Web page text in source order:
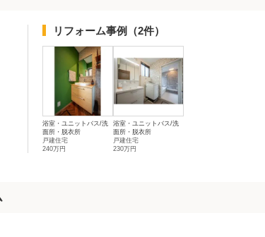
リフォーム事例 （2件）
浴室・ユニットバス/洗
面所・脱衣所
戸建住宅
240万円
浴室・ユニットバス/洗
面所・脱衣所
戸建住宅
230万円